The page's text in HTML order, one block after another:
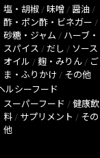
塩・胡椒 / 味噌 / 醤油 /
酢・ポン酢・ビネガー /
砂糖・ジャム / ハーブ・
スパイス / だし / ソース
オイル / 麹・みりん / ご
ま・ふりかけ / その他
ルシーフード
スーパーフード / 健康飲
料 / サプリメント / その
他